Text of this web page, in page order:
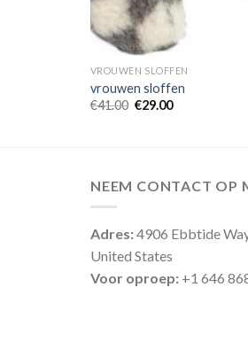
VROUWEN SLOFFEN
vrouwen sloffen
€41.00 €29.00
NEEM CONTACT OP
Adres:4906 Ebbtide
United States
Voor oproep: +1 646